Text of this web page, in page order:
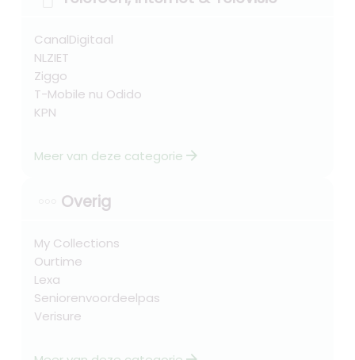
CanalDigitaal
NLZIET
Ziggo
T-Mobile nu Odido
KPN
Meer van deze categorie arrow_forward
Overig
My Collections
Ourtime
Lexa
Seniorenvoordeelpas
Verisure